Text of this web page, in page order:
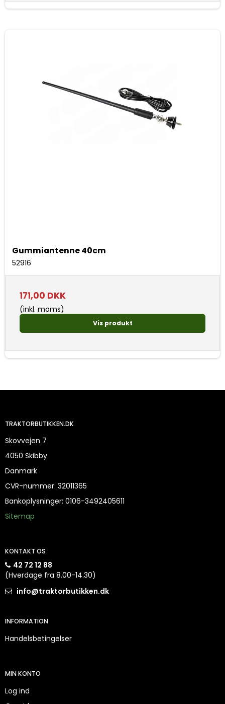
Gummiantenne 40cm
52916
171,00 DKK
(inkl. moms)
Vis produkt
TRAKTORBUTIKKEN.DK
Skovvejen 7
4050 Skibby
Danmark
CVR-nummer: 32011365
Bankoplysninger: 0106-3492405611
Sitemap
KONTAKT OS
42 72 12 88
(Hverdage fra 8.00-14.30)
info@traktorbutikken.dk
INFORMATION
Handelsbetingelser
MIN KONTO
Log ind